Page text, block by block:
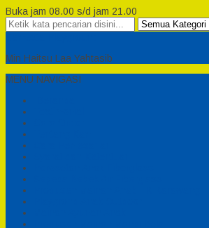
Buka jam 08.00 s/d jam 21.00
Min Haitsu Laa Yahtasib
MENU NAVIGASI